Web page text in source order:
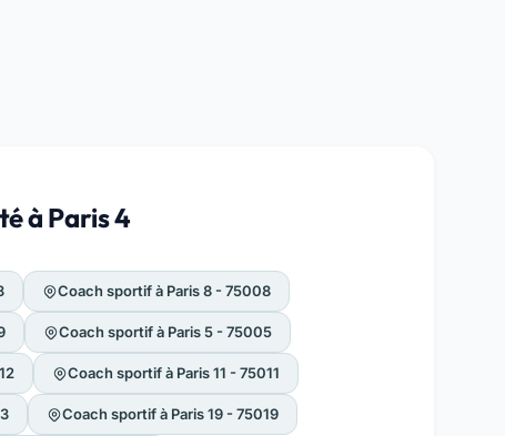
à Paris 4
Coach sportif à Paris 8 - 75008
Coach sportif à Paris 5 - 75005
Coach sportif à Paris 11 - 75011
Coach sportif à Paris 19 - 75019